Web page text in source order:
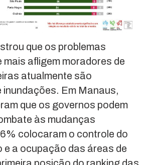
que os problemas
mais afligem moradores de
atualmente são
inundações. Em Manaus,
que os governos podem
às mudanças
colocaram o controle do
e a ocupação das áreas de